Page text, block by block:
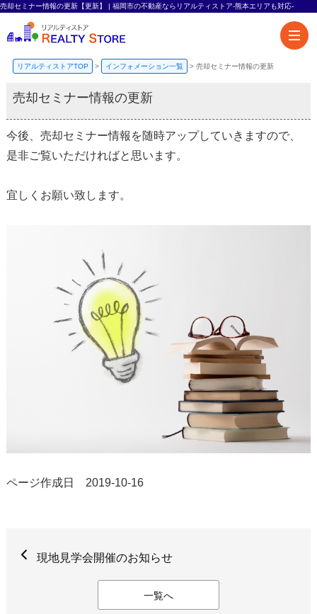
売却セミナー情報の更新【更新】 | 福岡市の不動産ならリアルティストア-熊本エリアも対応-
リアルティストアTOP > インフォメーション一覧 > 売却セミナー情報の更新
売却セミナー情報の更新
今後、売却セミナー情報を随時アップしていきますので、
是非ご覧いただければと思います。
宜しくお願い致します。
ページ作成日 2019-10-16
現地見学会開催のお知らせ
一覧へ